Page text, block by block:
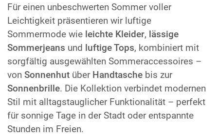
Für einen unbeschwerten Sommer voller
Leichtigkeit präsentieren wir luftige
Sommermode wie leichte Kleider, lässige
Sommerjeans und luftige Tops, kombiniert mit
sorgfältig ausgewählten Sommeraccessoires –
von Sonnenhut über Handtasche bis zur
Sonnenbrille. Die Kollektion verbindet modernen
Stil mit alltagstauglicher Funktionalität – perfekt
für sonnige Tage in der Stadt oder entspannte
Stunden im Freien.